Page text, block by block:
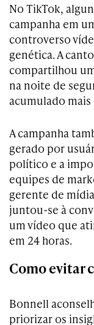
No TikTok,
campanha em
controverso
genética. A
compartilhou
na noite de
acumulado mais
A campanha
gerado por
político e a
equipes de
gerente de
juntou-se à
um vídeo que
em 24 horas.
Como evitar
Bonnell
priorizar os